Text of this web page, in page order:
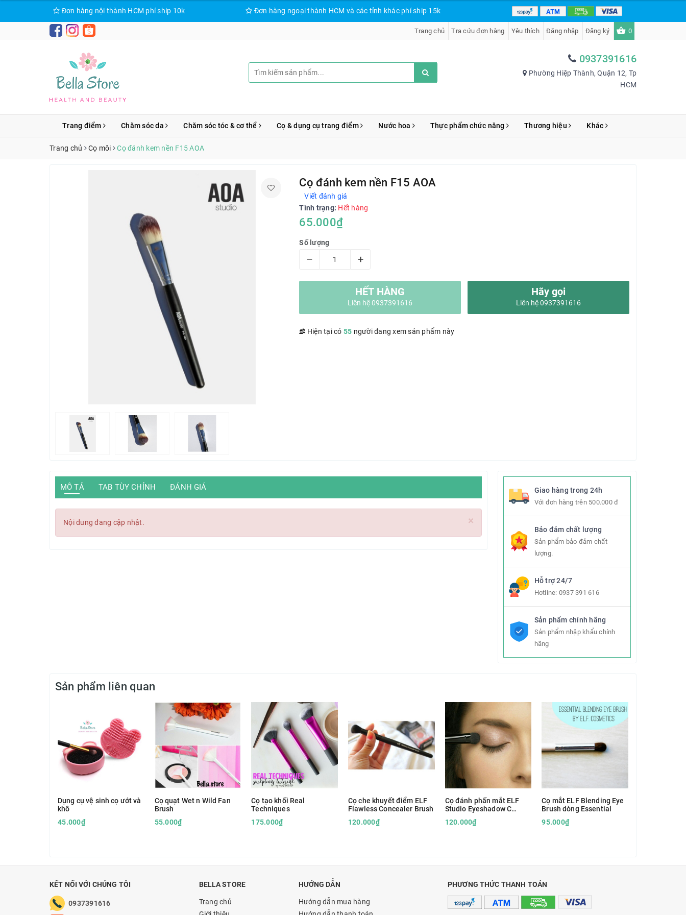
Đơn hàng nội thành HCM phí ship 10k Đơn hàng ngoại thành HCM và các tỉnh khác phí ship 15k
Trang chủ Tra cứu đơn hàng Yêu thích Đăng nhập Đăng ký 0
0937391616
Phường Hiệp Thành, Quận 12, Tp
HCM
Trang điểm Chăm sóc da Chăm sóc tóc & cơ thể Cọ & dụng cụ trang điểm Nước hoa Thực phẩm chức năng Thương hiệu Khác
Trang chủ Cọ môi Cọ đánh kem nền F15 AOA
Cọ đánh kem nền F15 AOA
Viết đánh giá
Tình trạng: Hết hàng
65.000₫
Số lượng
– +
HẾT HÀNG
Liên hệ 0937391616
Hãy gọi
Liên hệ 0937391616
Hiện tại có 55 người đang xem sản phẩm này
MÔ TẢ TAB TÙY CHỈNH ĐÁNH GIÁ
×
Nội dung đang cập nhật.
Giao hàng trong 24h
Với đơn hàng trên 500.000 đ
Bảo đảm chất lượng
Sản phẩm bảo đảm chất
lượng.
Hỗ trợ 24/7
Hotline: 0937 391 616
Sản phẩm chính hãng
Sản phẩm nhập khẩu chính
hãng
Sản phẩm liên quan
Dụng cụ vệ sinh cọ ướt và
khô
45.000₫
Cọ quạt Wet n Wild Fan
Brush
55.000₫
Cọ tạo khối Real
Techniques
175.000₫
Cọ che khuyết điểm ELF
Flawless Concealer Brush
120.000₫
Cọ đánh phấn mắt ELF
Studio Eyeshadow C
120.000₫
Cọ mắt ELF Blending Eye
Brush dòng Essential
95.000₫
KẾT NỐI VỚI CHÚNG TÔI
0937391616
BELLA STORE
Trang chủ
HƯỚNG DẪN
Hướng dẫn mua hàng
PHƯƠNG THỨC THANH TOÁN